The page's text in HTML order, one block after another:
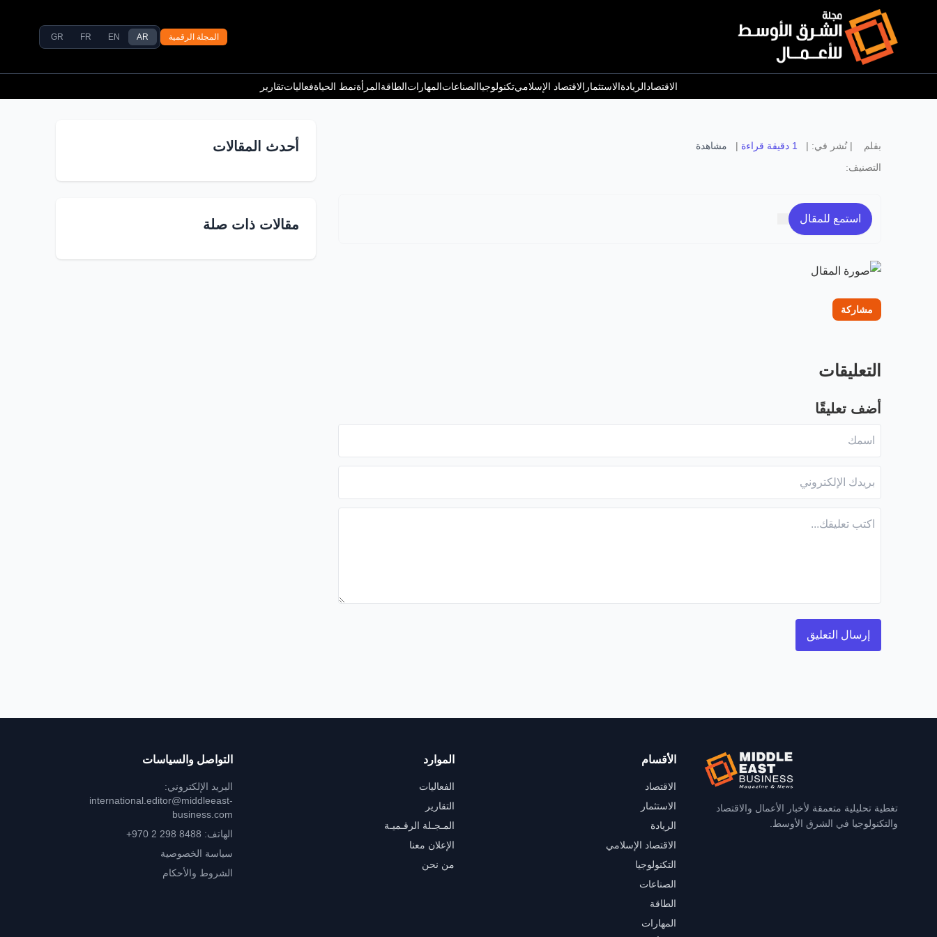
المجلة الرقمية AR
EN
FR
GR
الاقتصادالريادةالاستثمار الاقتصاد الإسلاميتكنولوجياالصناعاتالمهاراتالطاقةالمرأةنمط الحياةفعالياتتقارير
بقلم |نُشر في: | 1 دقيقة قراءة |
مشاهدة
التصنيف:
استمع للمقال
مشاركة
التعليقات
أضف تعليقًا
أحدث المقالات
مقالات ذات صلة
تغطية تحليلية متعمقة لأخبار الأعمال والاقتصاد
والتكنولوجيا في الشرق الأوسط.
الأقسام
الاقتصاد
الاستثمار
الريادة
الاقتصاد الإسلامي
التكنولوجيا
الصناعات
الطاقة
المهارات
الموارد
الفعاليات
التقارير
المـجـلة الرقـميـة
الإعلان معنا
من نحن
التواصل والسياسات
البريد الإلكتروني:
international.editor@middleeast-
business.com
الهاتف: ‎+970 2 298 8488
سياسة الخصوصية
الشروط والأحكام